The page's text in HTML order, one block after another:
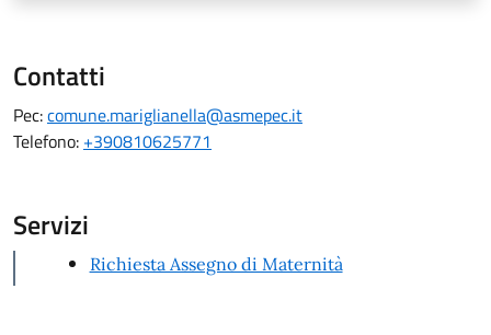
Contatti
Pec:comune.mariglianella@asmepec.it
Telefono: +390810625771
Servizi
Richiesta Assegno di Maternità